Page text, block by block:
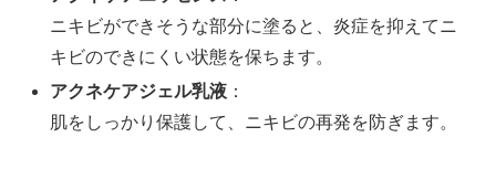
ニキビができそうな部分に塗ると、炎症を抑えてニ
キビのできにくい状態を保ちます。
アクネケアジェル乳液 ：
肌をしっかり保護して、ニキビの再発を防ぎます。